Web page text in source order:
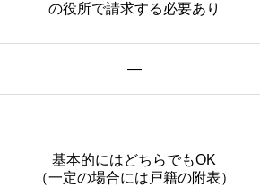
の役所で請求する必要あり
―
基本的にはどちらでもOK
（一定の場合には戸籍の附表）